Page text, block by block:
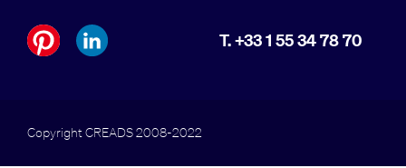
T. +33 1 55 34 78 70
Copyright CREADS 2008-2022